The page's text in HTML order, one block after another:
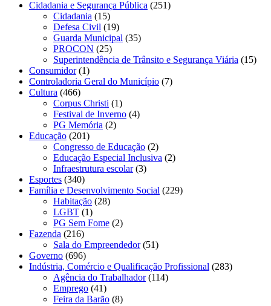
Cidadania e Segurança Pública (251)
Cidadania (15)
Defesa Civil (19)
Guarda Municipal (35)
PROCON (25)
Superintendência de Trânsito e Segurança Viária (15)
Consumidor(1)
Controladoria Geral do Município (7)
Cultura (466)
Corpus Christi (1)
Festival de Inverno (4)
PG Memória (2)
Educação (201)
Congresso de Educação (2)
Educação Especial Inclusiva (2)
Infraestrutura escolar(3)
Esportes (340)
Família e Desenvolvimento Social (229)
Habitação (28)
LGBT (1)
PG Sem Fome (2)
Fazenda (216)
Sala do Empreendedor(51)
Governo (696)
Indústria, Comércio e Qualificação Profissional (283)
Agência do Trabalhador(114)
Emprego (41)
Feira da Barão (8)